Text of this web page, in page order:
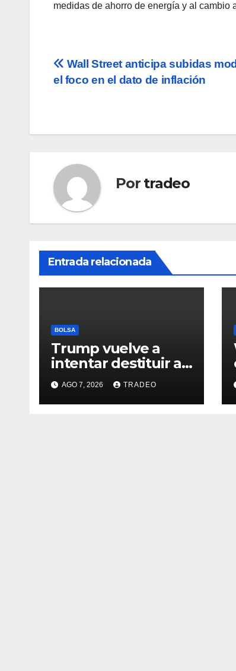
medidas de ahorro de energía y al cambio
Navegación
Wall Street anticipa subidas
el foco en el dato de inflación
Por tradeo
Entrada relacionada
BOLSA
Trump vuelve a
intentar destituir a
Lisa Cook con
acusaciones de
fraude hipotecario
AGO 7, 2026 TRADEO